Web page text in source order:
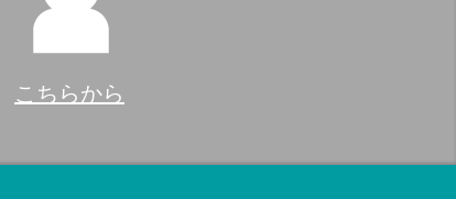
こちらから